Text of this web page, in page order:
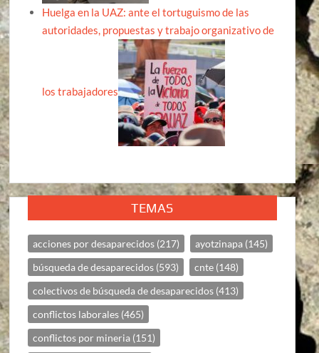
Huelga en la UAZ: ante el tortuguismo de las
autoridades, propuestas y trabajo organizativo de
los trabajadores
TEMAS
acciones por desaparecidos (217) ayotzinapa (145)
búsqueda de desaparecidos (593) cnte (148)
colectivos de búsqueda de desaparecidos (413)
conflictos laborales (465)
conflictos por mineria (151)